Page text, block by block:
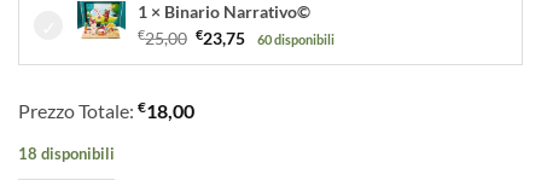
1 × Binario Narrativo©
€25,00 Il
prezzo
€23,75Il
prezzo
60 disponibili
Prezzo Totale: €18,00
18 disponibili